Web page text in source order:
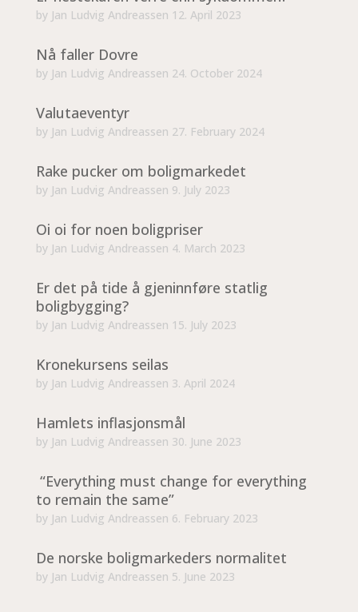
by Jan Ludvig Andreassen 12. April 2023
Nå faller Dovre
by Jan Ludvig Andreassen 24. October 2024
Valutaeventyr
by Jan Ludvig Andreassen 27. February 2024
Rake pucker om boligmarkedet
by Jan Ludvig Andreassen 9. July 2023
Oi oi for noen boligpriser
by Jan Ludvig Andreassen 4. March 2023
Er det på tide å gjeninnføre statlig
boligbygging?
by Jan Ludvig Andreassen 15. July 2023
Kronekursens seilas
by Jan Ludvig Andreassen 3. April 2024
Hamlets inflasjonsmål
by Jan Ludvig Andreassen 30. June 2023
“Everything must change for everything
to remain the same”
by Jan Ludvig Andreassen 6. February 2023
De norske boligmarkeders normalitet
by Jan Ludvig Andreassen 5. June 2023